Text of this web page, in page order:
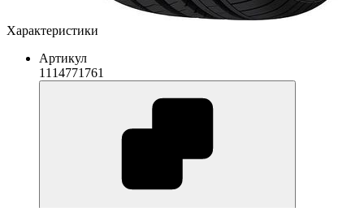
Характеристики
Артикул
1114771761